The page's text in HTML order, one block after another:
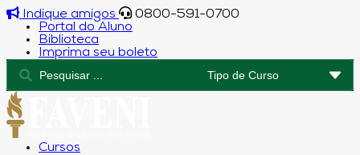
Indique amigos
0800-591-0700
Portal do Aluno
Biblioteca
Imprima seu boleto
Cursos